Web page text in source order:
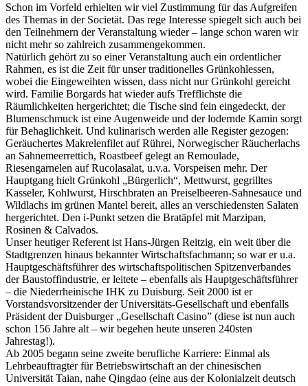
Schon im Vorfeld erhielten wir viel Zustimmung für das Aufgreifen
des Themas in der Societät. Das rege Interesse spiegelt sich auch bei
den Teilnehmern der Veranstaltung wieder – lange schon waren wir
nicht mehr so zahlreich zusammengekommen.
Natürlich gehört zu so einer Veranstaltung auch ein ordentlicher
Rahmen, es ist die Zeit für unser traditionelles Grünkohlessen,
wobei die Eingeweihten wissen, dass nicht nur Grünkohl gereicht
wird. Familie Borgards hat wieder aufs Trefflichste die
Räumlichkeiten hergerichtet; die Tische sind fein eingedeckt, der
Blumenschmuck ist eine Augenweide und der lodernde Kamin sorgt
für Behaglichkeit. Und kulinarisch werden alle Register gezogen:
Geräuchertes Makrelenfilet auf Rührei, Norwegischer Räucherlachs
an Sahnemeerrettich, Roastbeef gelegt an Remoulade,
Riesengarnelen auf Rucolasalat, u.v.a. Vorspeisen mehr. Der
Hauptgang hielt Grünkohl „Bürgerlich“, Mettwurst, gegrilltes
Kasseler, Kohlwurst, Hirschbraten an Preiselbeeren-Sahnesauce und
Wildlachs im grünen Mantel bereit, alles an verschiedensten Salaten
hergerichtet. Den i-Punkt setzen die Bratäpfel mit Marzipan,
Rosinen & Calvados.
Unser heutiger Referent ist Hans-Jürgen Reitzig, ein weit über die
Stadtgrenzen hinaus bekannter Wirtschaftsfachmann; so war er u.a.
Hauptgeschäftsführer des wirtschaftspolitischen Spitzenverbandes
der Baustoffindustrie, er leitete – ebenfalls als Hauptgeschäftsführer
– die Niederrheinische IHK zu Duisburg. Seit 2000 ist er
Vorstandsvorsitzender der Universitäts-Gesellschaft und ebenfalls
Präsident der Duisburger „Gesellschaft Casino” (diese ist nun auch
schon 156 Jahre alt – wir begehen heute unseren 240sten
Jahrestag!).
Ab 2005 begann seine zweite berufliche Karriere: Einmal als
Lehrbeauftragter für Betriebswirtschaft an der chinesischen
Universität Taian, nahe Qingdao (eine aus der Kolonialzeit deutsch